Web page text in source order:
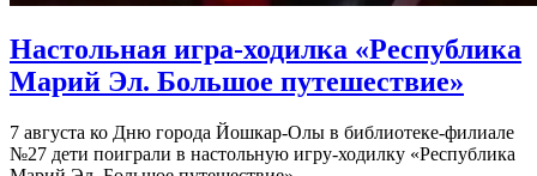
Настольная игра-ходилка «Республика
Марий Эл. Большое путешествие»
7 августа ко Дню города Йошкар-Олы в библиотеке-филиале
№27 дети поиграли в настольную игру-ходилку «Республика